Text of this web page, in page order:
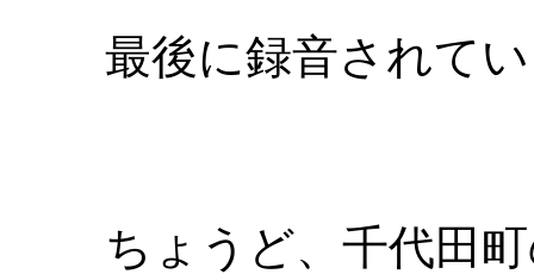
最後に録音されて
ちょうど、千代田